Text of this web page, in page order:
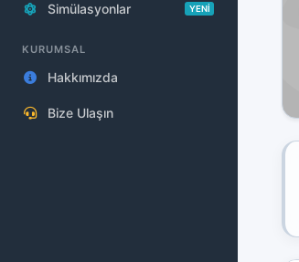
Simülasyonlar YENİ
KURUMSAL
Hakkımızda
Bize Ulaşın